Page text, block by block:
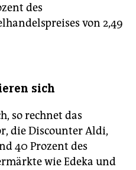
des
von 2,49
sich
so rechnet das
die Discounter Aldi,
40 Prozent des
wie Edeka und